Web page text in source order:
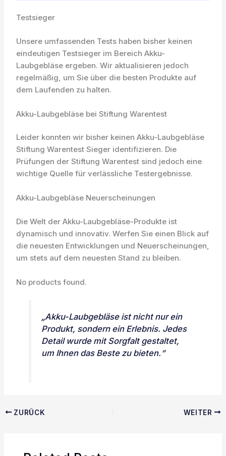
Testsieger
Unsere umfassenden Tests haben bisher keinen
eindeutigen Testsieger im Bereich Akku-
Laubgebläse ergeben. Wir aktualisieren jedoch
regelmäßig, um Sie über die besten Produkte auf
dem Laufenden zu halten.
Akku-Laubgebläse bei Stiftung Warentest
Leider konnten wir bisher keinen Akku-Laubgebläse
Stiftung Warentest Sieger identifizieren. Die
Prüfungen der Stiftung Warentest sind jedoch eine
wichtige Quelle für verlässliche Testergebnisse.
Akku-Laubgebläse Neuerscheinungen
Die Welt der Akku-Laubgebläse-Produkte ist
dynamisch und innovativ. Werfen Sie einen Blick auf
die neuesten Entwicklungen und Neuerscheinungen,
um stets auf dem neuesten Stand zu bleiben.
No products found.
„Akku-Laubgebläse ist nicht nur ein
Produkt, sondern ein Erlebnis. Jedes
Detail wurde mit Sorgfalt gestaltet,
um Ihnen das Beste zu bieten.“
ZURÜCK WEITER